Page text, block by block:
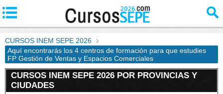
CURSOS INEM SEPE 2026
Aquí encontrarás los 4 centros de formación para que estudies
FP Gestión de Ventas y Espacios Comerciales
CURSOS INEM SEPE 2026 POR PROVINCIAS Y
CIUDADES